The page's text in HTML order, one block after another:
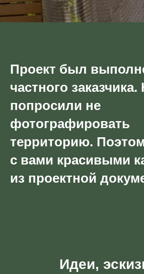
Проект был
частного заказчика.
попросили не
фотографировать
территорию.
с вами красивыми
из проектной
Идеи,